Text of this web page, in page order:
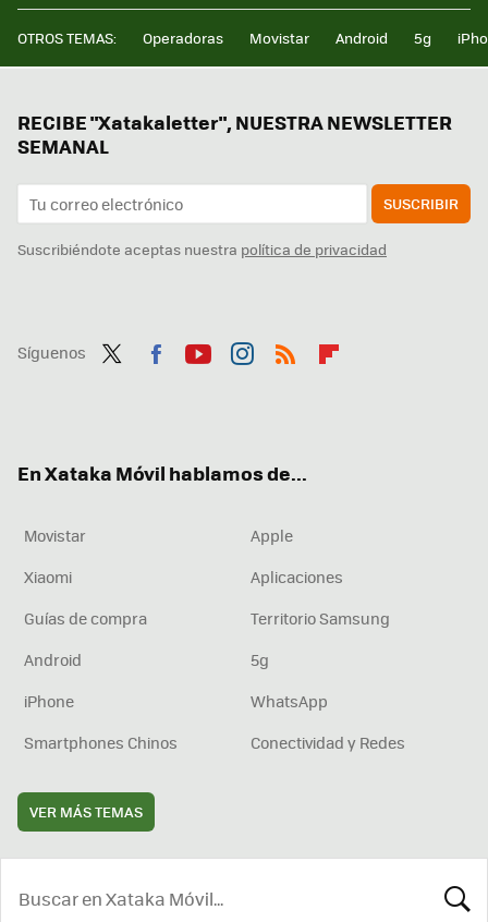
OTROS TEMAS: Operadoras Movistar Android 5g
RECIBE "Xatakaletter", NUESTRA NEWSLETTER
SEMANAL
SUSCRIBIR
Suscribiéndote aceptas nuestra política de privacidad
Síguenos
En Xataka Móvil hablamos de...
Movistar
Apple
Xiaomi
Aplicaciones
Guías de compra
Territorio Samsung
Android
5g
iPhone
WhatsApp
Smartphones Chinos
Conectividad y Redes
VER MÁS TEMAS